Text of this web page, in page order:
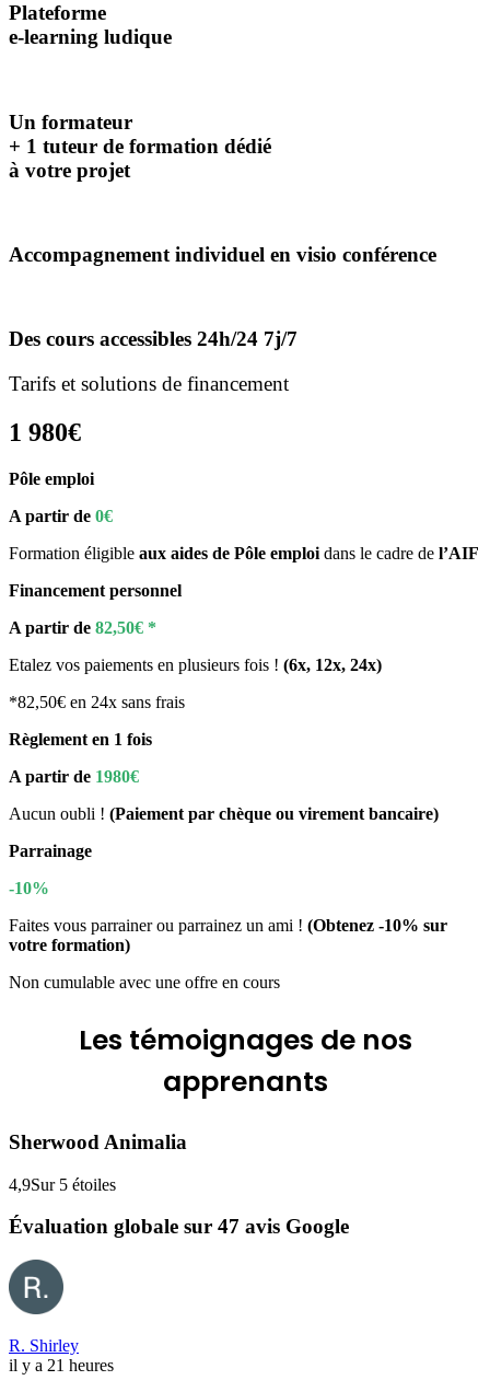
Plateforme
e-learning ludique
Un formateur
+ 1 tuteur de formation dédié
à votre projet
Accompagnement individuel en visio conférence
Des cours accessibles 24h/24 7j/7
Tarifs et solutions de financement
1 980€
Pôle emploi
A partir de 0€
Formation éligible aux aides de Pôle emploi dans le cadre de l’AIF
Financement personnel
A partir de 82,50€ *
Etalez vos paiements en plusieurs fois ! (6x, 12x, 24x)
*82,50€ en 24x sans frais
Règlement en 1 fois
A partir de 1980€
Aucun oubli ! (Paiement par chèque ou virement bancaire)
Parrainage
-10%
Faites vous parrainer ou parrainez un ami ! (Obtenez -10% sur
votre formation)
Non cumulable avec une offre en cours
Les témoignages de nos
apprenants
Sherwood Animalia
4,9Sur 5 étoiles
Évaluation globale sur 47 avis Google
R. Shirley
il y a 21 heures